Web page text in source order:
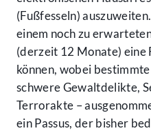
(Fußfesseln)
einem noch zu
(derzeit 12 Monate) eine
können, wobei
schwere Gewaltdelikte,
Terrorakte –
ein Passus, der bisher